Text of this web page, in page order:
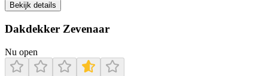
Bekijk details
Dakdekker Zevenaar
Nu open